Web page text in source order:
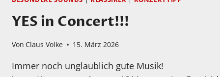
YES in Concert!!!
Von Claus Volke 15. März 2026
Immer noch unglaublich gute Musik!